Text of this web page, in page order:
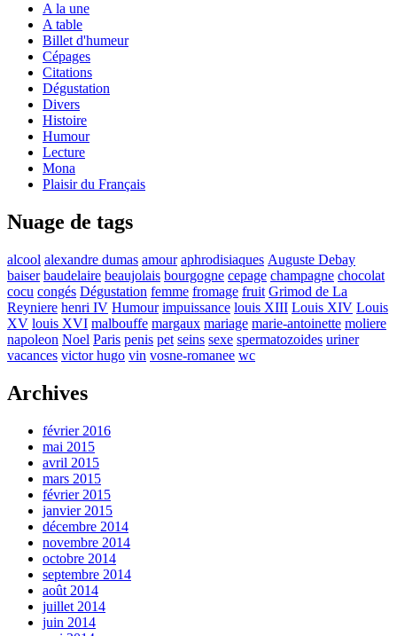
A la une
A table
Billet d'humeur
Cépages
Citations
Dégustation
Divers
Histoire
Humour
Lecture
Mona
Plaisir du Français
Nuage de tags
alcool alexandre dumas amour aphrodisiaques Auguste Debay
baiser baudelaire beaujolais bourgogne cepage champagne chocolat
cocu congés Dégustation femme fromage fruit Grimod de La
Reyniere henri IV Humour impuissance louis XIII Louis XIV Louis
XV louis XVI malbouffe margaux mariage marie-antoinette moliere
napoleon Noel Paris penis pet seins sexe spermatozoides uriner
vacances victor hugo vin vosne-romanee wc
Archives
février 2016
mai 2015
avril 2015
mars 2015
février 2015
janvier 2015
décembre 2014
novembre 2014
octobre 2014
septembre 2014
août 2014
juillet 2014
juin 2014